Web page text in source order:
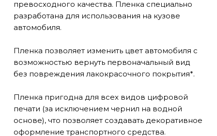
превосходного качества. Пленка специально
разработана для использования на кузове
автомобиля.
Пленка позволяет изменить цвет автомобиля с
возможностью вернуть первоначальный вид
без повреждения лакокрасочного покрытия*.
Пленка пригодна для всех видов цифровой
печати (за исключением чернил на водной
основе), что позволяет создавать декоративное
оформление транспортного средства.